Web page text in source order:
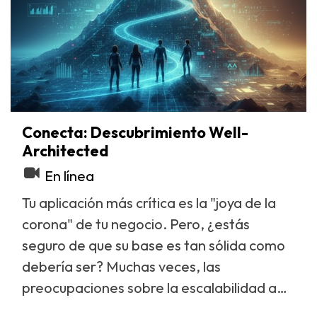
operación mensual en AWS, y un
cronograma tentativo.
forma más rápida y directa de
demostrarte que tu inversión en la nube
puede ser más eficiente.
Durante esta sesión, nuestro equipo de
arquitectos cloud se conecta contigo,
comparte pantalla y:
Analiza en vivo tu factura de AWS:
Nos sumergimos en los principales
puntos de consumo que estás teniendo
hoy.
Identifica Oportunidades Claras:
Detectamos el "desperdicio" o las
optimizaciones de bajo esfuerzo y alto
Resultado para Ti:
Conecta: Descubrimiento Well-
Architected
En línea
Tu aplicación más crítica es la "joya de la
corona" de tu negocio. Pero, ¿estás
seguro de que su base es tan sólida como
debería ser? Muchas veces, las
preocupaciones sobre la escalabilidad a